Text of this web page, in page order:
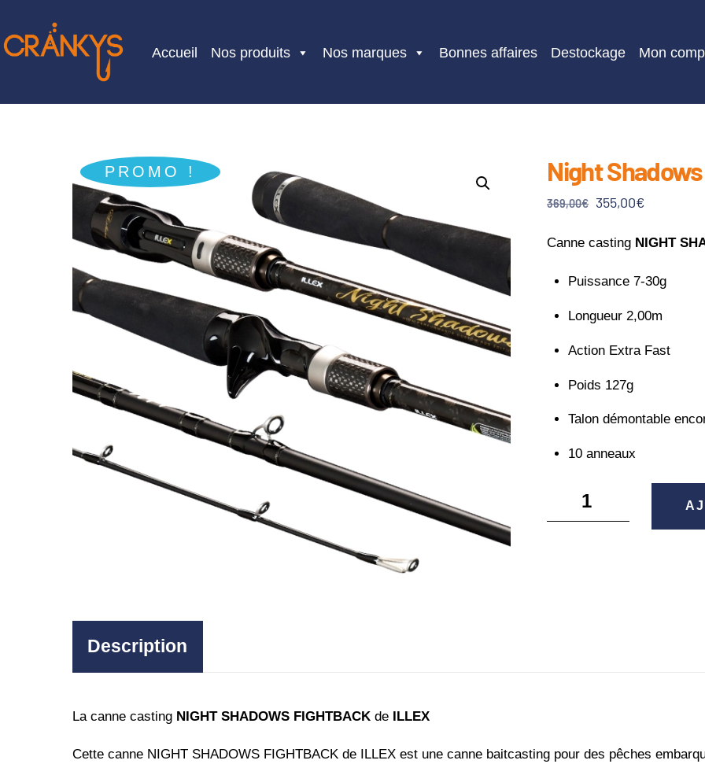
content
Accueil Nos produits Nos marques Bonnes affaires Destockage Mon
PROMO ! Night
369,00€ Le
initial
369,00€.
355,00€Le
actuel
355,00€.
Canne casting NIGHT
Puissance 7-30g
Longueur 2,00m
Action Extra Fast
Poids 127g
Talon démontable
10 anneaux
quantité
Description
La canne casting NIGHT SHADOWS FIGHTBACK de ILLEX
Cette canne NIGHT SHADOWS FIGHTBACK de ILLEX est une canne baitcasting pour des pêches